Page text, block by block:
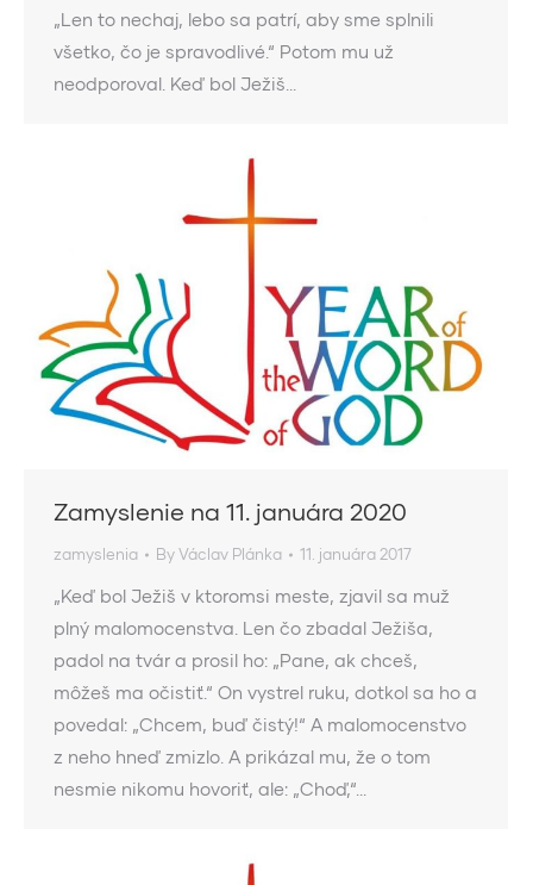
„Len to nechaj, lebo sa patrí, aby sme splnili
všetko, čo je spravodlivé.“ Potom mu už
neodporoval. Keď bol Ježiš…
Zamyslenie na 11. januára 2020
zamyslenia ByVáclav Plánka 11. januára 2017
„Keď bol Ježiš v ktoromsi meste, zjavil sa muž
plný malomocenstva. Len čo zbadal Ježiša,
padol na tvár a prosil ho: „Pane, ak chceš,
môžeš ma očistiť.“ On vystrel ruku, dotkol sa ho a
povedal: „Chcem, buď čistý!“ A malomocenstvo
z neho hneď zmizlo. A prikázal mu, že o tom
nesmie nikomu hovoriť, ale: „Choď,“…